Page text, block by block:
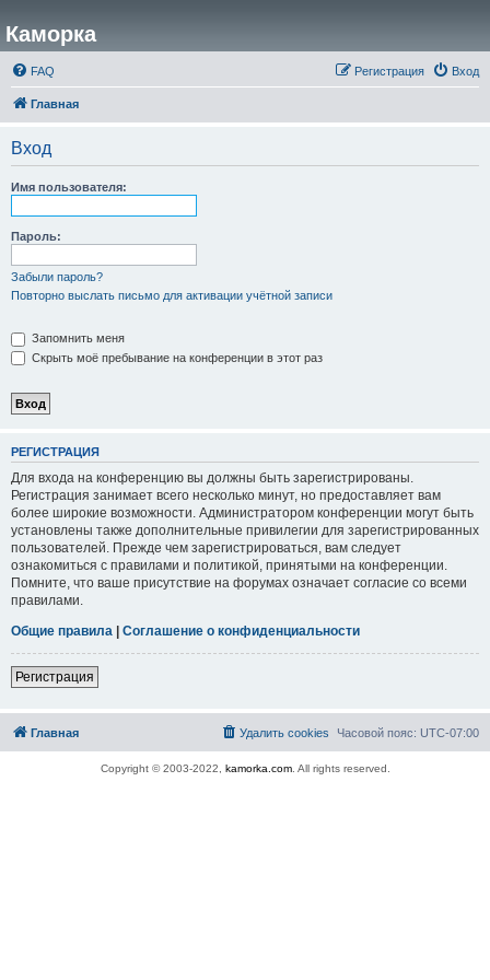
Каморка
FAQ Вход
Регистрация
Главная
Вход
Имя пользователя:
Пароль:
Забыли пароль?
Повторно выслать письмо для активации учётной записи
Запомнить меня
Скрыть моё пребывание на конференции в этот раз
РЕГИСТРАЦИЯ
Для входа на конференцию вы должны быть зарегистрированы.
Регистрация занимает всего несколько минут, но предоставляет вам
более широкие возможности. Администратором конференции могут быть
установлены также дополнительные привилегии для зарегистрированных
пользователей. Прежде чем зарегистрироваться, вам следует
ознакомиться с правилами и политикой, принятыми на конференции.
Помните, что ваше присутствие на форумах означает согласие со всеми
правилами.
Общие правила | Соглашение о конфиденциальности
Регистрация
Главная Часовой пояс: UTC-07:00
Удалить cookies
Copyright © 2003-2022, kamorka.com. All rights reserved.